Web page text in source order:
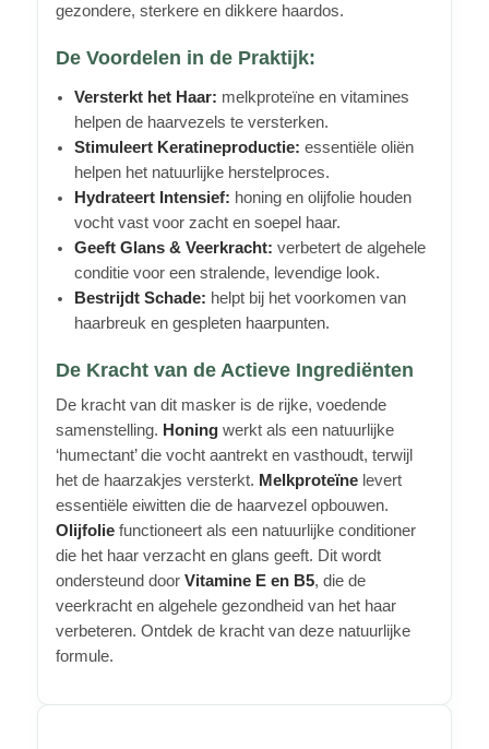
gezondere, sterkere en dikkere haardos.
De Voordelen in de Praktijk:
Versterkt het Haar: melkproteïne en vitamines
helpen de haarvezels te versterken.
Stimuleert Keratineproductie: essentiële oliën
helpen het natuurlijke herstelproces.
Hydrateert Intensief: honing en olijfolie houden
vocht vast voor zacht en soepel haar.
Geeft Glans & Veerkracht: verbetert de algehele
conditie voor een stralende, levendige look.
Bestrijdt Schade: helpt bij het voorkomen van
haarbreuk en gespleten haarpunten.
De Kracht van de Actieve Ingrediënten
De kracht van dit masker is de rijke, voedende
samenstelling. Honing werkt als een natuurlijke
‘humectant’ die vocht aantrekt en vasthoudt, terwijl
het de haarzakjes versterkt. Melkproteïne levert
essentiële eiwitten die de haarvezel opbouwen.
Olijfolie functioneert als een natuurlijke conditioner
die het haar verzacht en glans geeft. Dit wordt
ondersteund door Vitamine E en B5, die de
veerkracht en algehele gezondheid van het haar
verbeteren. Ontdek de kracht van deze natuurlijke
formule.